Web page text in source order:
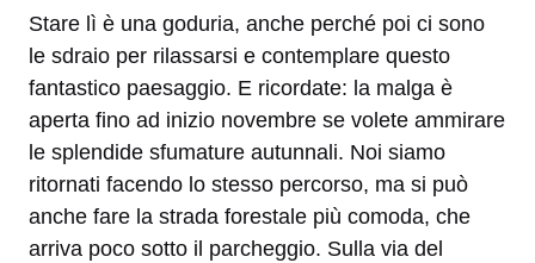
Stare lì è una goduria, anche perché poi ci sono
le sdraio per rilassarsi e contemplare questo
fantastico paesaggio. E ricordate: la malga è
aperta fino ad inizio novembre se volete ammirare
le splendide sfumature autunnali. Noi siamo
ritornati facendo lo stesso percorso, ma si può
anche fare la strada forestale più comoda, che
arriva poco sotto il parcheggio. Sulla via del